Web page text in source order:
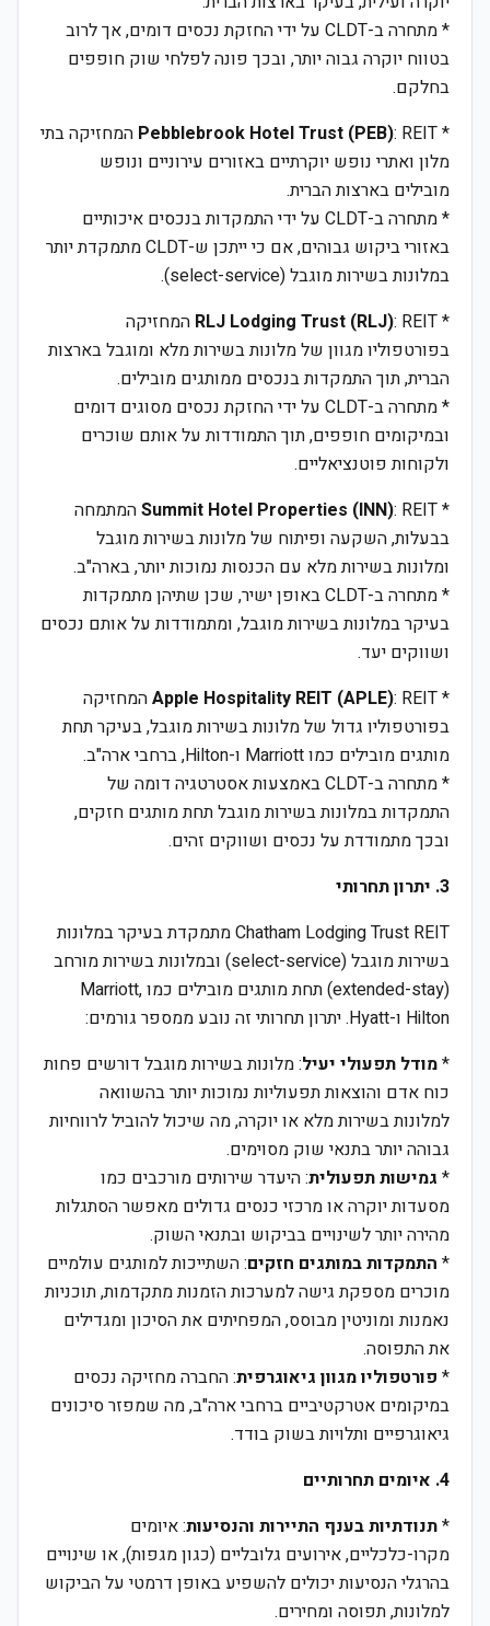
* מתחרה ב-CLDT על ידי החזקת נכסים דומים, אך לרוב
בטווח יוקרה גבוה יותר, ובכך פונה לפלחי שוק חופפים
בחלקם.
*
Pebblebrook Hotel Trust (PEB) : REIT המחזיקה בתי
מלון ואתרי נופש יוקרתיים באזורים עירוניים ונופש
מובילים בארצות הברית.
* מתחרה ב-CLDT על ידי התמקדות בנכסים איכותיים
באזורי ביקוש גבוהים, אם כי ייתכן ש-CLDT מתמקדת יותר
במלונות בשירות מוגבל (select-service).
*
RLJ Lodging Trust (RLJ) : REIT המחזיקה
בפורטפוליו מגוון של מלונות בשירות מלא ומוגבל בארצות
הברית, תוך התמקדות בנכסים ממותגים מובילים.
* מתחרה ב-CLDT על ידי החזקת נכסים מסוגים דומים
ובמיקומים חופפים, תוך התמודדות על אותם שוכרים
ולקוחות פוטנציאליים.
*
Summit Hotel Properties (INN): REIT המתמחה
בבעלות, השקעה ופיתוח של מלונות בשירות מוגבל
ומלונות בשירות מלא עם הכנסות נמוכות יותר, בארה"ב.
* מתחרה ב-CLDT באופן ישיר, שכן שתיהן מתמקדות
בעיקר במלונות בשירות מוגבל, ומתמודדות על אותם נכסים
ושווקים יעד.
*
Apple Hospitality REIT (APLE): REIT המחזיקה
בפורטפוליו גדול של מלונות בשירות מוגבל, בעיקר תחת
מותגים מובילים כמו Marriott ו-Hilton, ברחבי ארה"ב.
* מתחרה ב-CLDT באמצעות אסטרטגיה דומה של
התמקדות במלונות בשירות מוגבל תחת מותגים חזקים,
ובכך מתמודדת על נכסים ושווקים זהים.
3. יתרון תחרותי
Chatham Lodging Trust REIT מתמקדת בעיקר במלונות
בשירות מוגבל (select-service) ובמלונות בשירות מורחב
(extended-stay) תחת מותגים מובילים כמו Marriott,
Hilton ו-Hyatt. יתרון תחרותי זה נובע ממספר גורמים:
*מודל תפעולי יעיל: מלונות בשירות מוגבל דורשים פחות
כוח אדם והוצאות תפעוליות נמוכות יותר בהשוואה
למלונות בשירות מלא או יוקרה, מה שיכול להוביל לרווחיות
גבוהה יותר בתנאי שוק מסוימים.
* גמישות תפעולית: היעדר שירותים מורכבים כמו
מסעדות יוקרה או מרכזי כנסים גדולים מאפשר הסתגלות
מהירה יותר לשינויים בביקוש ובתנאי השוק.
* התמקדות במותגים חזקים: השתייכות למותגים עולמיים
מוכרים מספקת גישה למערכות הזמנות מתקדמות, תוכניות
נאמנות ומוניטין מבוסס, המפחיתים את הסיכון ומגדילים
את התפוסה.
* פורטפוליו מגוון גיאוגרפית: החברה מחזיקה נכסים
במיקומים אטרקטיביים ברחבי ארה"ב, מה שמפזר סיכונים
גיאוגרפיים ותלויות בשוק בודד.
4. איומים תחרותיים
*תנודתיות בענף התיירות והנסיעות: איומים
מקרו-כלכליים, אירועים גלובליים (כגון מגפות), או שינויים
בהרגלי הנסיעות יכולים להשפיע באופן דרמטי על הביקוש
למלונות, תפוסה ומחירים.